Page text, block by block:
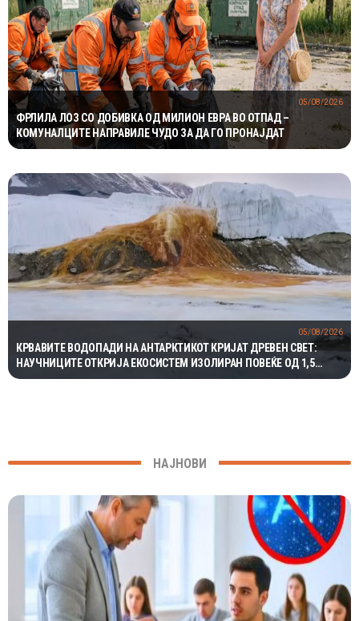
ФРЛИЛА ЛОЗ СО ДОБИВКА ОД МИЛИОН ЕВРА ВО ОТПАД –
КОМУНАЛЦИТЕ НАПРАВИЛЕ ЧУДО ЗА ДА ГО ПРОНАЈДАТ
05/08/2026
КРВАВИТЕ ВОДОПАДИ НА АНТАРКТИКОТ КРИЈАТ ДРЕВЕН СВЕТ:
НАУЧНИЦИТЕ ОТКРИЈА ЕКОСИСТЕМ ИЗОЛИРАН ПОВЕЌЕ ОД 1,5
МИЛИОНИ ГОДИНИ
05/08/2026
НАЈНОВИ